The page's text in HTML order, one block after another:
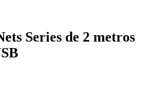
Series de 2 metros